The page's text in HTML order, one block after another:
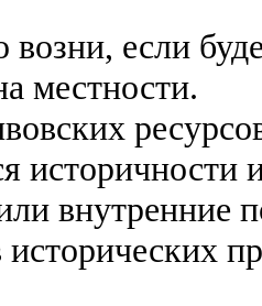
если
местности.
историчности
внутренние
исторических